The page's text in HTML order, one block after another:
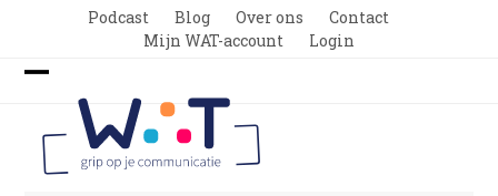
Podcast Blog Over ons
Contact
Mijn WAT-account
Login
Open
mobile
menu
Close
mobile
menu